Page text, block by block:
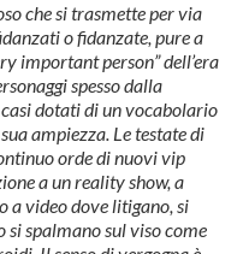
che si trasmette per via
o fidanzate, pure a
important person” dell’era
spesso dalla
dotati di un vocabolario
ampiezza. Le testate di
orde di nuovi vip
a un reality show, a
a video dove litigano, si
spalmano sul viso come